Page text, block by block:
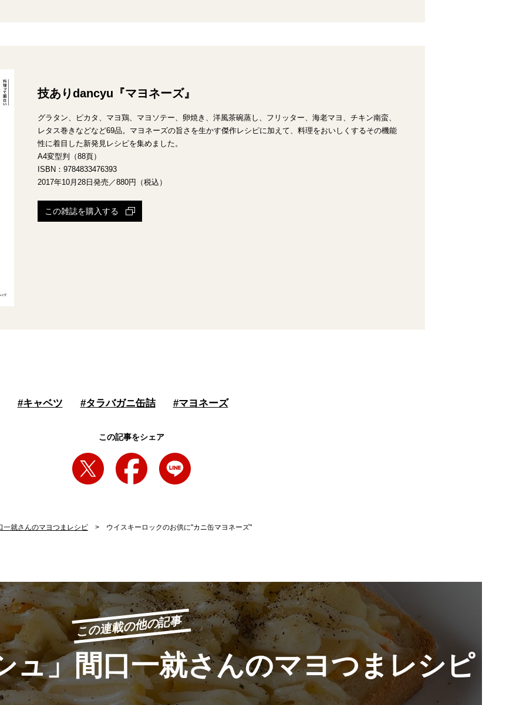
技ありdancyu『マヨネーズ』
グラタン、ピカタ、マヨ鶏、マヨソテー、卵焼き、洋風茶碗蒸し、フリッター、海老マヨ、チキン南蛮、
レタス巻きなどなど69品。マヨネーズの旨さを生かす傑作レシピに加えて、料理をおいしくするその機能
性に着目した新発見レシピを集めました。
A4変型判（88頁）
ISBN：9784833476393
2017年10月28日発売／880円（税込）
この雑誌を購入する
#キャベツ #タラバガニ缶詰 #マヨネーズ
この記事をシェア
一就さんのマヨつまレシピ ウイスキーロックのお供に"カニ缶マヨネーズ"
この連載の他の記事
ュ」間口一就さんのマヨつまレシピ